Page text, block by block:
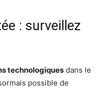
: surveillez
technologiques dans le
possible de